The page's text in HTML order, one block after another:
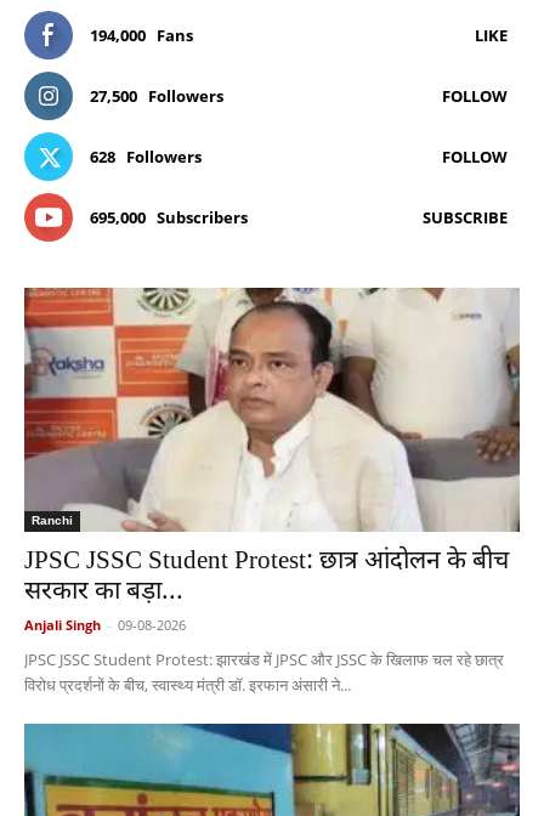
194,000 Fans LIKE
27,500 Followers FOLLOW
628 Followers FOLLOW
695,000 Subscribers SUBSCRIBE
Ranchi
JPSC JSSC Student Protest: छात्र आंदोलन के बीच
सरकार का बड़ा...
Anjali Singh - 09-08-2026
JPSC JSSC Student Protest: झारखंड में JPSC और JSSC के खिलाफ चल रहे छात्र
विरोध प्रदर्शनों के बीच, स्वास्थ्य मंत्री डॉ. इरफान अंसारी ने...